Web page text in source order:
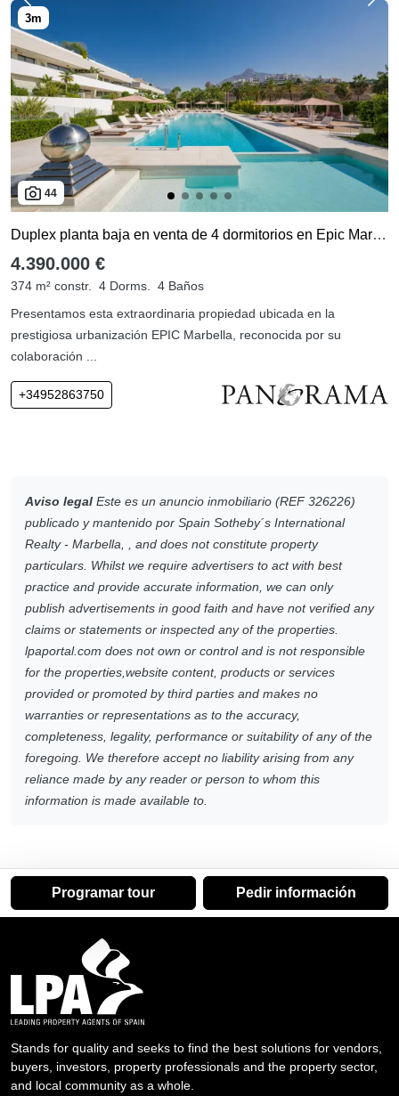
44
Duplex planta baja en venta de 4 dormitorios en Epic Marbella
4.390.000 €
374 m² constr. 4 Dorms.
4 Baños
Presentamos esta extraordinaria propiedad ubicada en la
prestigiosa urbanización EPIC Marbella, reconocida por su
colaboración ...
+34952863750
Aviso legal Este es un anuncio inmobiliario (REF 326226)
publicado y mantenido por Spain Sotheby´s International
Realty - Marbella, , and does not constitute property
particulars. Whilst we require advertisers to act with best
practice and provide accurate information, we can only
publish advertisements in good faith and have not verified any
claims or statements or inspected any of the properties.
lpaportal.com does not own or control and is not responsible
for the properties,website content, products or services
provided or promoted by third parties and makes no
warranties or representations as to the accuracy,
completeness, legality, performance or suitability of any of the
foregoing. We therefore accept no liability arising from any
reliance made by any reader or person to whom this
information is made available to.
Programar tour Pedir información
Stands for quality and seeks to find the best solutions for vendors,
buyers, investors, property professionals and the property sector,
and local community as a whole.